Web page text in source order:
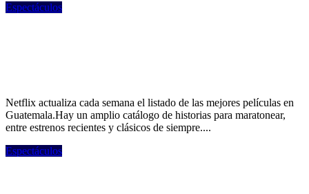
Espectáculos
Netflix actualiza cada semana el listado de las mejores películas en
Guatemala.Hay un amplio catálogo de historias para maratonear,
entre estrenos recientes y clásicos de siempre....
Espectáculos